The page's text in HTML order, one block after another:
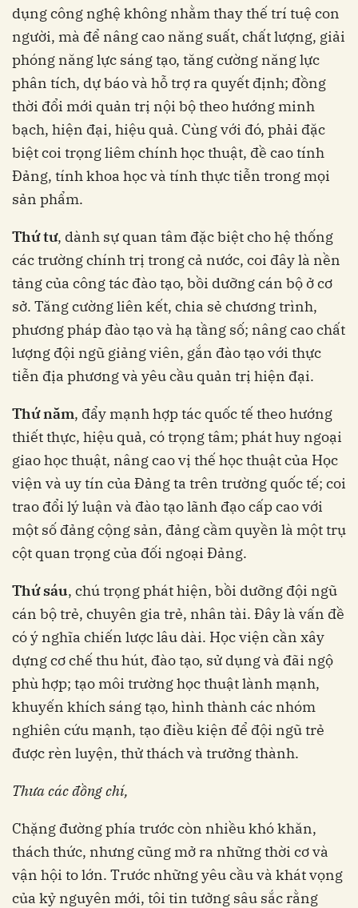
dụng công nghệ không nhằm thay thế trí tuệ con
người, mà để nâng cao năng suất, chất lượng, giải
phóng năng lực sáng tạo, tăng cường năng lực
phân tích, dự báo và hỗ trợ ra quyết định; đồng
thời đổi mới quản trị nội bộ theo hướng minh
bạch, hiện đại, hiệu quả. Cùng với đó, phải đặc
biệt coi trọng liêm chính học thuật, đề cao tính
Đảng, tính khoa học và tính thực tiễn trong mọi
sản phẩm.
Thứ tư, dành sự quan tâm đặc biệt cho hệ thống
các trường chính trị trong cả nước, coi đây là nền
tảng của công tác đào tạo, bồi dưỡng cán bộ ở cơ
sở. Tăng cường liên kết, chia sẻ chương trình,
phương pháp đào tạo và hạ tầng số; nâng cao chất
lượng đội ngũ giảng viên, gắn đào tạo với thực
tiễn địa phương và yêu cầu quản trị hiện đại.
Thứ năm, đẩy mạnh hợp tác quốc tế theo hướng
thiết thực, hiệu quả, có trọng tâm; phát huy ngoại
giao học thuật, nâng cao vị thế học thuật của Học
viện và uy tín của Đảng ta trên trường quốc tế; coi
trao đổi lý luận và đào tạo lãnh đạo cấp cao với
một số đảng cộng sản, đảng cầm quyền là một trụ
cột quan trọng của đối ngoại Đảng.
Thứ sáu, chú trọng phát hiện, bồi dưỡng đội ngũ
cán bộ trẻ, chuyên gia trẻ, nhân tài. Đây là vấn đề
có ý nghĩa chiến lược lâu dài. Học viện cần xây
dựng cơ chế thu hút, đào tạo, sử dụng và đãi ngộ
phù hợp; tạo môi trường học thuật lành mạnh,
khuyến khích sáng tạo, hình thành các nhóm
nghiên cứu mạnh, tạo điều kiện để đội ngũ trẻ
được rèn luyện, thử thách và trưởng thành.
Thưa các đồng chí,
Chặng đường phía trước còn nhiều khó khăn,
thách thức, nhưng cũng mở ra những thời cơ và
vận hội to lớn. Trước những yêu cầu và khát vọng
của kỷ nguyên mới, tôi tin tưởng sâu sắc rằng